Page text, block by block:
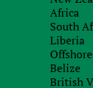
Africa
South
Liberia
Belize
British